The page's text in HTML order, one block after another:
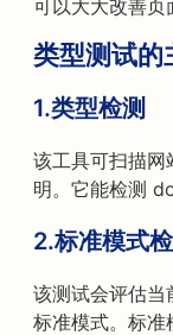
可以大大改善页
类型测试的
1.类型检测
该工具可扫描
明。它能检测
2.标准模式
该测试会评估
标准模式。标准